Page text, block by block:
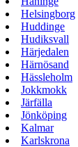
Helsingborg
Huddinge
Hudiksvall
Härjedalen
Härnösand
Hässleholm
Jokkmokk
Järfälla
Jönköping
Kalmar
Karlskrona